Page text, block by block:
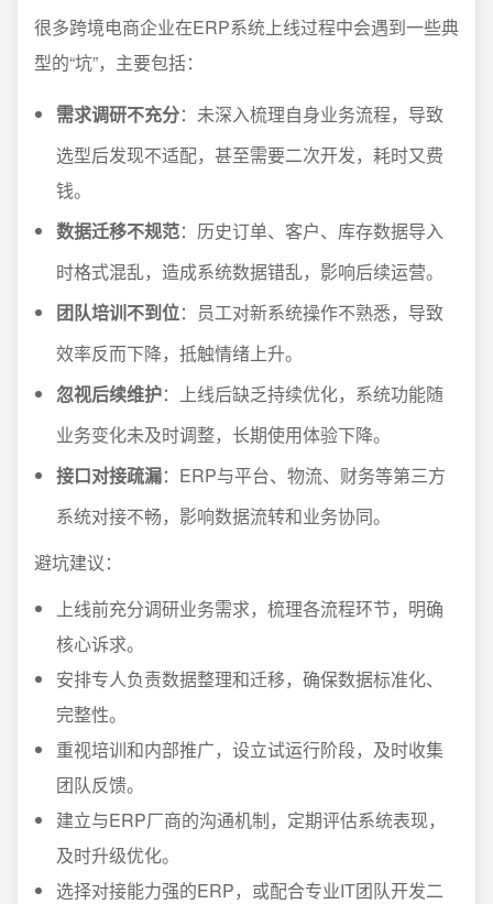
很多跨境电商企业在ERP系统上线过程中会遇到一些典
型的“坑”，主要包括：
需求调研不充分：未深入梳理自身业务流程，导致
选型后发现不适配，甚至需要二次开发，耗时又费
钱。
数据迁移不规范：历史订单、客户、库存数据导入
时格式混乱，造成系统数据错乱，影响后续运营。
团队培训不到位：员工对新系统操作不熟悉，导致
效率反而下降，抵触情绪上升。
忽视后续维护：上线后缺乏持续优化，系统功能随
业务变化未及时调整，长期使用体验下降。
接口对接疏漏：ERP与平台、物流、财务等第三方
系统对接不畅，影响数据流转和业务协同。
避坑建议：
上线前充分调研业务需求，梳理各流程环节，明确
核心诉求。
安排专人负责数据整理和迁移，确保数据标准化、
完整性。
重视培训和内部推广，设立试运行阶段，及时收集
团队反馈。
建立与ERP厂商的沟通机制，定期评估系统表现，
及时升级优化。
选择对接能力强的ERP，或配合专业IT团队开发二